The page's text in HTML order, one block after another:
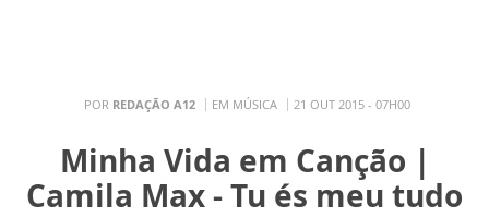
POR REDAÇÃO A12 EM MÚSICA 21 OUT 2015 - 07H00
Minha Vida em Canção |
Camila Max - Tu és meu tudo